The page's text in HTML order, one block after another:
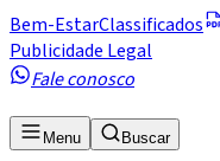
Bem-EstarClassificados
Publicidade Legal
Fale conosco
Menu Buscar